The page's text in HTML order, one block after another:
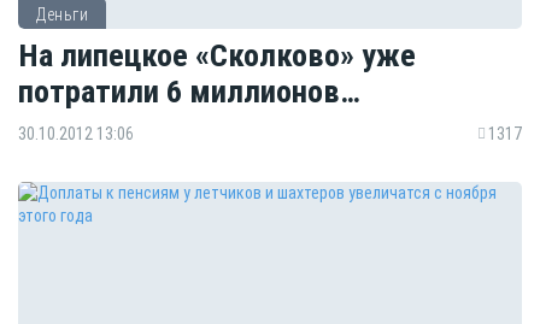
Деньги
На липецкое «Сколково» уже
потратили 6 миллионов…
30.10.2012 13:06 1317